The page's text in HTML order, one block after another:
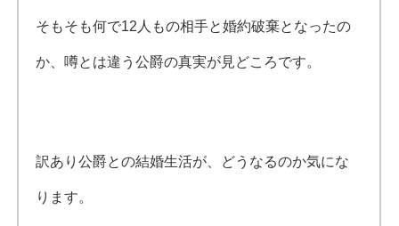
そもそも何で12人もの相手と婚約破棄となったの
か、噂とは違う公爵の真実が見どころです。
訳あり公爵との結婚生活が、どうなるのか気にな
ります。